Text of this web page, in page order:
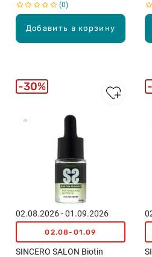
Добавить в корзину
0
02.08.2026 - 01.09.2026
02.08-01.09
SINCERO SALON Biotin
30%